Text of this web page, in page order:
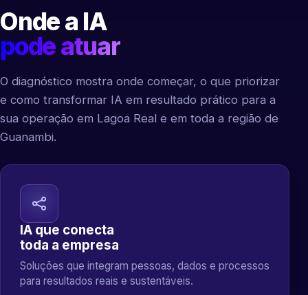
Onde a IA
pode atuar
O diagnóstico mostra onde começar, o que priorizar
e como transformar IA em resultado prático para a
sua operação em Lagoa Real e em toda a região de
Guanambi.
IA que conecta
toda a empresa
Soluções que integram pessoas, dados e processos
para resultados reais e sustentáveis.